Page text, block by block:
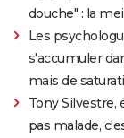
douche" : la
Les
s'accumuler
mais de
Tony Silvestre,
pas malade,